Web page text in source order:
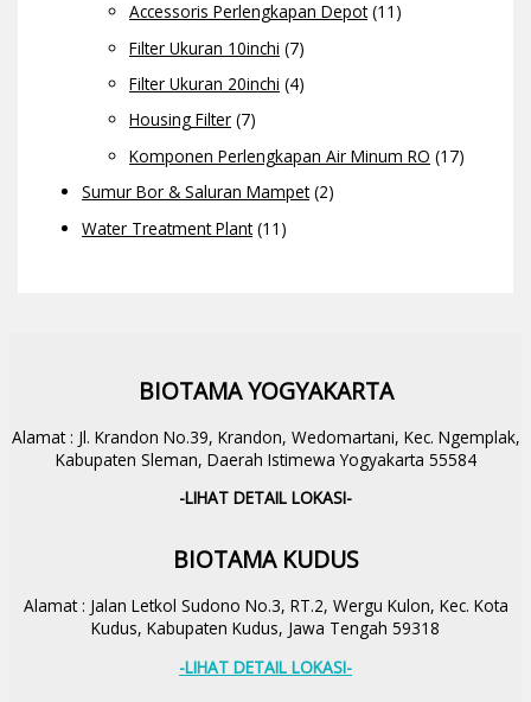
Accessoris Perlengkapan Depot(11)
Filter Ukuran 10inchi (7)
Filter Ukuran 20inchi (4)
Housing Filter (7)
Komponen Perlengkapan Air Minum RO (17)
Sumur Bor & Saluran Mampet(2)
Water Treatment Plant(11)
BIOTAMA YOGYAKARTA
Alamat : Jl. Krandon No.39, Krandon, Wedomartani, Kec. Ngemplak,
Kabupaten Sleman, Daerah Istimewa Yogyakarta 55584
-LIHAT DETAIL LOKASI-
BIOTAMA KUDUS
Alamat : Jalan Letkol Sudono No.3, RT.2, Wergu Kulon, Kec. Kota
Kudus, Kabupaten Kudus, Jawa Tengah 59318
-LIHAT DETAIL LOKASI-